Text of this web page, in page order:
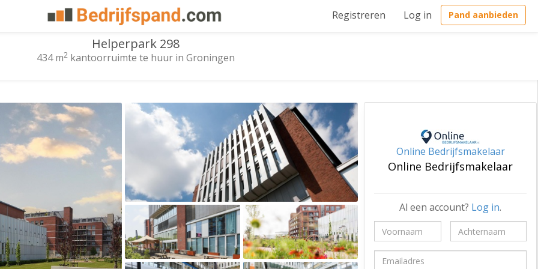
Registreren Log in Pand aanbieden
Helperpark 298
434 m2 kantoorruimte te huur in Groningen
Online Bedrijfsmakelaar
Online Bedrijfsmakelaar
Al een account? Log in.